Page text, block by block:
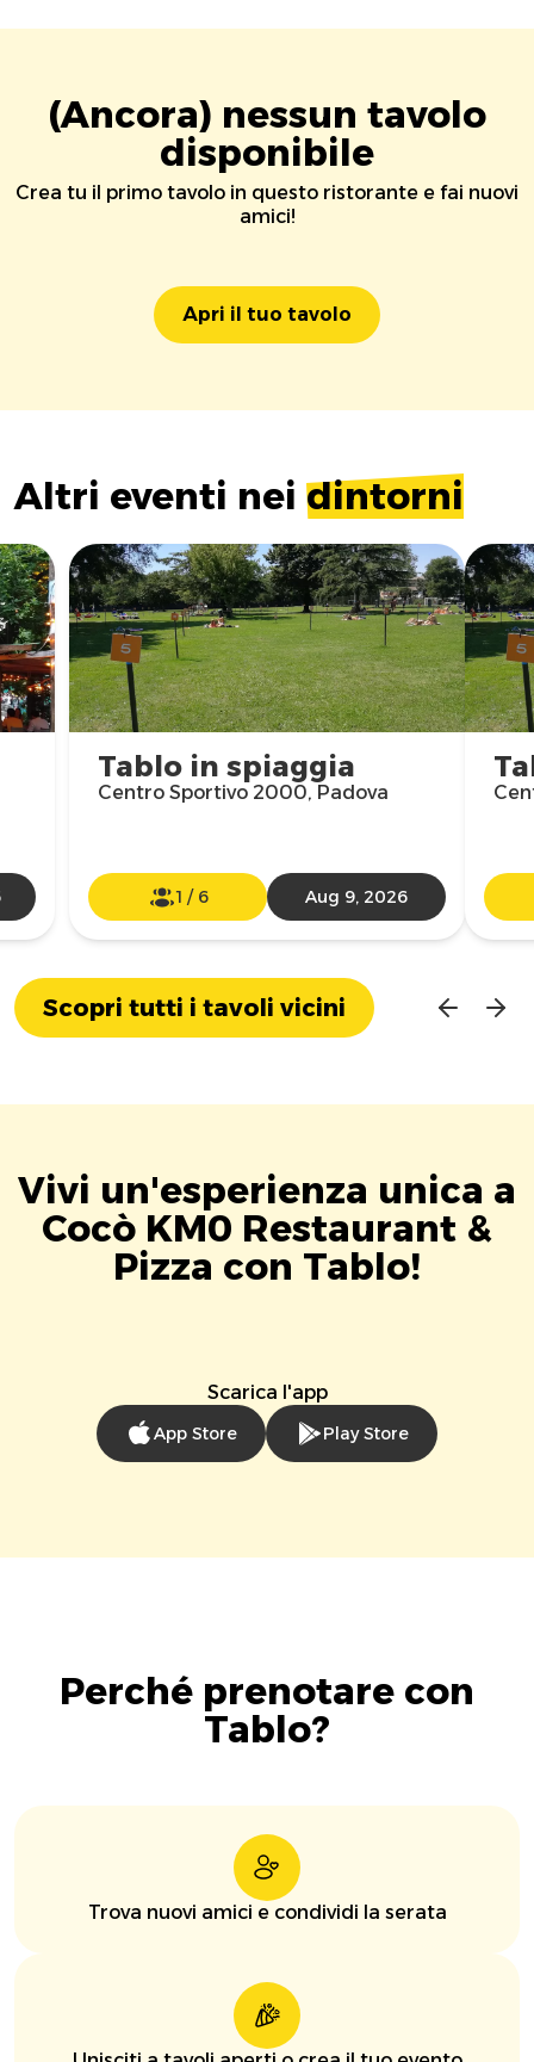
(Ancora) nessun tavolo
disponibile
Crea tu il primo tavolo in questo ristorante e fai nuovi
amici!
Apri il tuo tavolo
Altri eventi nei dintorni
Tablo in spiaggia
Centro Sportivo 2000, Padova
1 / 6 Aug 9, 2026
Scopri tutti i tavoli vicini
Vivi un'esperienza unica a
Cocò KM0 Restaurant &
Pizza con Tablo!
Scarica l'app
App Store Play Store
Perché prenotare con
Tablo?
Trova nuovi amici e condividi la serata